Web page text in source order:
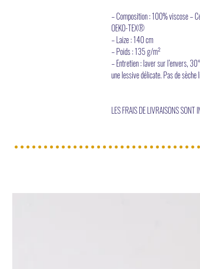
– Composition : 100% viscose –
OEKO-TEX®
– Laize : 140 cm
– Poids : 135 g/m²
– Entretien : laver sur l’envers,
une lessive délicate. Pas de
LES FRAIS DE LIVRAISONS